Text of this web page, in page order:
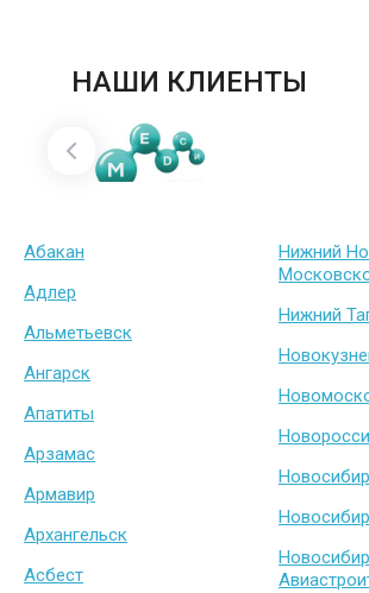
НАШИ КЛИЕНТЫ
Абакан
Адлер
Альметьевск
Ангарск
Апатиты
Арзамас
Армавир
Архангельск
Асбест
Нижний
Нижний